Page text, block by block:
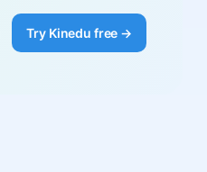
Try Kinedu free →